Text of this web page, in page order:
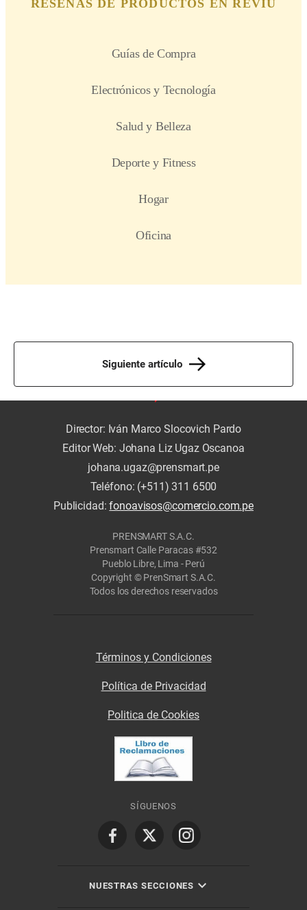
Siguiente artículo
Director: Iván Marco Slocovich Pardo
Editor Web: Johana Liz Ugaz Oscanoa
johana.ugaz@prensmart.pe
Teléfono: (+511) 311 6500
Publicidad:fonoavisos@comercio.com.pe
PRENSMART S.A.C.
Prensmart Calle Paracas #532
Pueblo Libre, Lima - Perú
Copyright © PrenSmart S.A.C.
Todos los derechos reservados
Términos y Condiciones
Política de Privacidad
Politica de Cookies
SÍGUENOS
NUESTRAS SECCIONES